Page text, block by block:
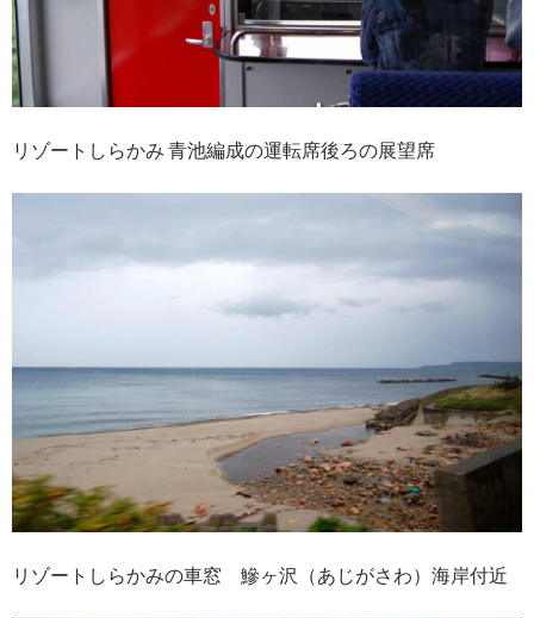
リゾートしらかみ 青池編成の運転席後ろの展望席
リゾートしらかみの車窓 鰺ヶ沢（あじがさわ）海岸付近